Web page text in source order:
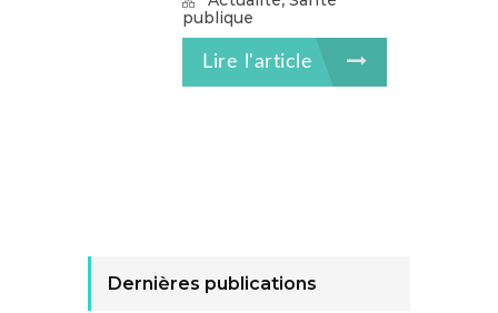
publique
Lire l'article
Dernières publications